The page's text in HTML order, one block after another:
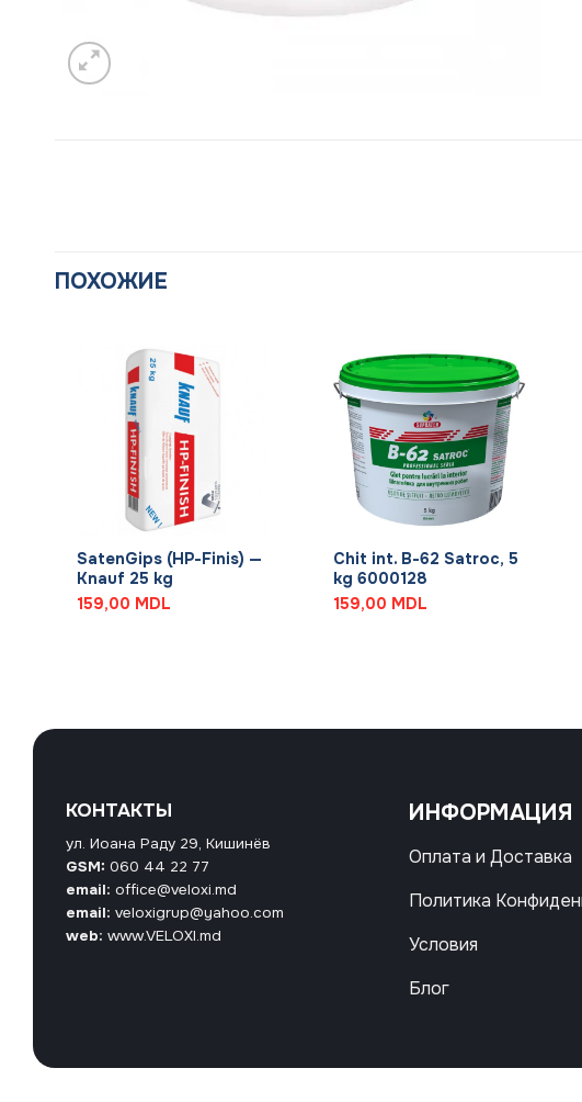
ПОХОЖИЕ
SatenGips (HP-Finis) —
Knauf 25 kg
159,00 MDL
Chit int. B-62 Satroc, 5
kg 6000128
159,00 MDL
КОНТАКТЫ
ул. Иоана Раду 29, Кишинёв
GSM: 060 44 22 77
email: office@veloxi.md
email: veloxigrup@yahoo.com
web: www.VELOXI.md
ИНФОРМАЦИЯ
Оплата и Доставка
Политика
Условия
Блог